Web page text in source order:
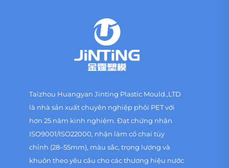
Taizhou Huangyan Jinting Plastic Mould.,LTD
là nhà sản xuất chuyên nghiệp phôi PET với
hơn 25 năm kinh nghiệm. Đạt chứng nhận
ISO9001/ISO22000, nhận làm cổ chai tùy
chỉnh (28–55mm), màu sắc, trọng lượng và
khuôn theo yêu cầu cho các thương hiệu nước